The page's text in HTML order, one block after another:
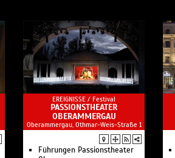
EREIGNISSE / Festival
PASSIONSTHEATER
OBERAMMERGAU
Oberammergau, Othmar-Weis-Straße 1
Führungen Passionstheater